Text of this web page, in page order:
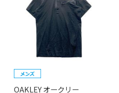
OAKLEY オークリー